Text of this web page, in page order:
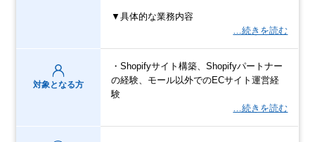
▼具体的な業務内容
…続きを読む
対象となる方
・Shopifyサイト構築、Shopifyパートナー
の経験、モール以外でのECサイト運営経
験
…続きを読む